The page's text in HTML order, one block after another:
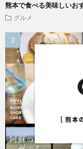
熊本で食べる美味しいお
グルメ